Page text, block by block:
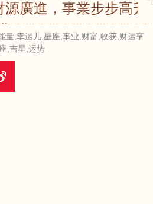
廣進，事業步步高升_
,幸运儿,星座,事业,财富,收获,财运亨
,吉星,运势